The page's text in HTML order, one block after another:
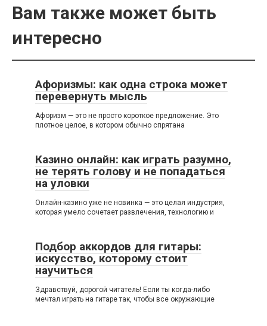
Вам также может быть
интересно
Афоризмы: как одна строка может
перевернуть мысль
Афоризм — это не просто короткое предложение. Это
плотное целое, в котором обычно спрятана
Казино онлайн: как играть разумно,
не терять голову и не попадаться
на уловки
Онлайн-казино уже не новинка — это целая индустрия,
которая умело сочетает развлечения, технологию и
Подбор аккордов для гитары:
искусство, которому стоит
научиться
Здравствуй, дорогой читатель! Если ты когда-либо
мечтал играть на гитаре так, чтобы все окружающие